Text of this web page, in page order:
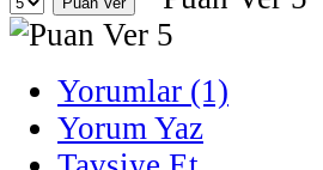
Yorumlar (1)
Yorum Yaz